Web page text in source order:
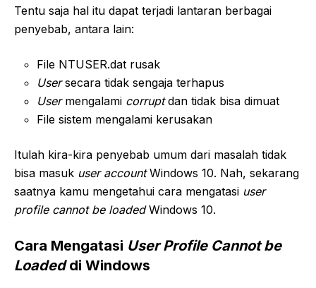
Tentu saja hal itu dapat terjadi lantaran berbagai
penyebab, antara lain:
File NTUSER.dat rusak
Usersecara tidak sengaja terhapus
User mengalami corruptdan tidak bisa dimuat
File sistem mengalami kerusakan
Itulah kira-kira penyebab umum dari masalah tidak
bisa masuk user accountWindows 10. Nah, sekarang
saatnya kamu mengetahui cara mengatasi user
profile cannot be loadedWindows 10.
Cara Mengatasi User Profile Cannot be
Loadeddi Windows